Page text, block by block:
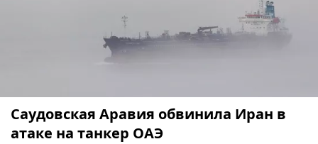
Саудовская Аравия обвинила Иран в
атаке на танкер ОАЭ